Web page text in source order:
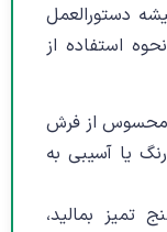
دستورالعمل
استفاده از
از فرش
یا آسیبی به
تمیز بمالید،